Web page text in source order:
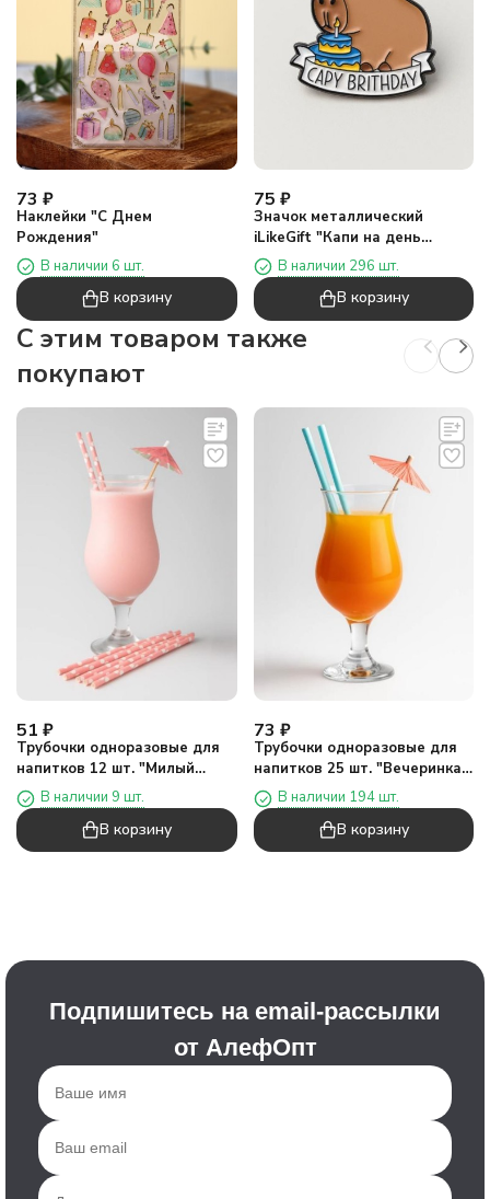
73 ₽
Наклейки "С Днем
Рождения"
В наличии 6 шт.
В корзину
75 ₽
Значок металлический
iLikeGift "Капи на день
рождения"
В наличии 296 шт.
В корзину
C этим товаром также
покупают
51 ₽
Трубочки одноразовые для
напитков 12 шт. "Милый
горошек", розовый (200 мм)
В наличии 9 шт.
В корзину
73 ₽
Трубочки одноразовые для
напитков 25 шт. "Вечеринка",
синий (197 мм)
В наличии 194 шт.
В корзину
Подпишитесь на email-рассылки
от АлефОпт